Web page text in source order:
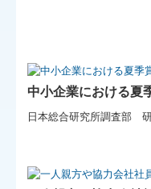
中小企業における夏
日本総合研究所調査部